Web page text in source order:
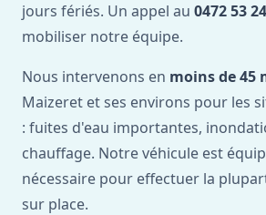
jours fériés. Un appel au 0472 53
mobiliser notre équipe.
Nous intervenons en moins de 45
Maizeret et ses environs pour les
: fuites d'eau importantes,
chauffage. Notre véhicule est
nécessaire pour effectuer la
sur place.